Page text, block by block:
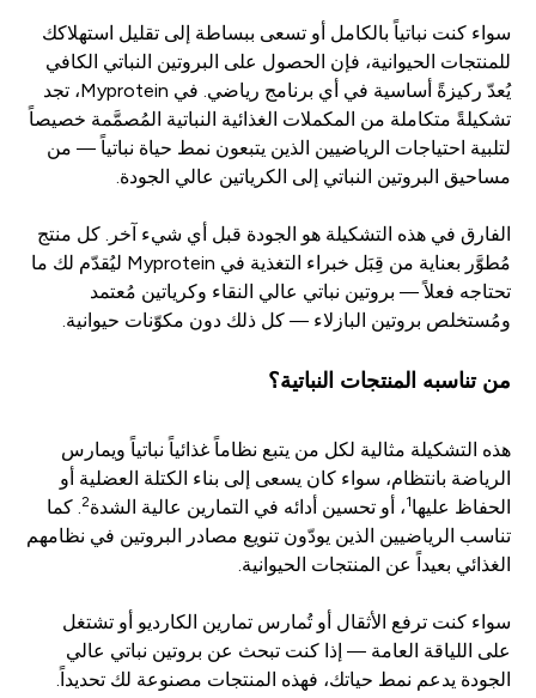
سواء كنت نباتياً بالكامل أو تسعى ببساطة إلى تقليل استهلاكك
للمنتجات الحيوانية، فإن الحصول على البروتين النباتي الكافي
يُعدّ ركيزةً أساسية في أي برنامج رياضي. في Myprotein، تجد
تشكيلةً متكاملة من المكملات الغذائية النباتية المُصمَّمة خصيصاً
لتلبية احتياجات الرياضيين الذين يتبعون نمط حياة نباتياً — من
مساحيق البروتين النباتي إلى الكرياتين عالي الجودة.
الفارق في هذه التشكيلة هو الجودة قبل أي شيء آخر. كل منتج
مُطوَّر بعناية من قِبَل خبراء التغذية في Myprotein ليُقدّم لك ما
تحتاجه فعلاً — بروتين نباتي عالي النقاء وكرياتين مُعتمد
ومُستخلص بروتين البازلاء — كل ذلك دون مكوّنات حيوانية.
من تناسبه المنتجات النباتية؟
هذه التشكيلة مثالية لكل من يتبع نظاماً غذائياً نباتياً ويمارس
الرياضة بانتظام، سواء كان يسعى إلى بناء الكتلة العضلية أو
الحفاظ عليها1، أو تحسين أدائه في التمارين عالية الشدة2. كما
تناسب الرياضيين الذين يودّون تنويع مصادر البروتين في نظامهم
الغذائي بعيداً عن المنتجات الحيوانية.
سواء كنت ترفع الأثقال أو تُمارس تمارين الكارديو أو تشتغل
على اللياقة العامة — إذا كنت تبحث عن بروتين نباتي عالي
الجودة يدعم نمط حياتك، فهذه المنتجات مصنوعة لك تحديداً.